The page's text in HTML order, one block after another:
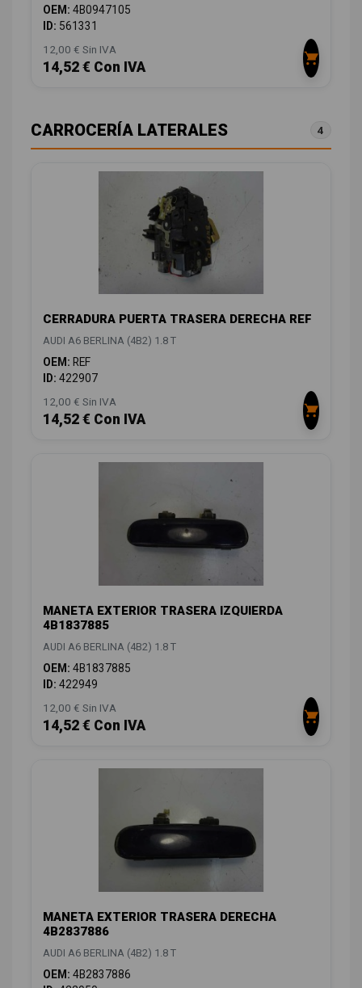
OEM: 4B0947105
ID: 561331
12,00 € Sin IVA
14,52 € Con IVA
CARROCERÍA LATERALES 4
CERRADURA PUERTA TRASERA DERECHA REF
AUDI A6 BERLINA (4B2) 1.8 T
OEM: REF
ID: 422907
12,00 € Sin IVA
14,52 € Con IVA
MANETA EXTERIOR TRASERA IZQUIERDA
4B1837885
AUDI A6 BERLINA (4B2) 1.8 T
OEM: 4B1837885
ID: 422949
12,00 € Sin IVA
14,52 € Con IVA
MANETA EXTERIOR TRASERA DERECHA
4B2837886
AUDI A6 BERLINA (4B2) 1.8 T
OEM: 4B2837886